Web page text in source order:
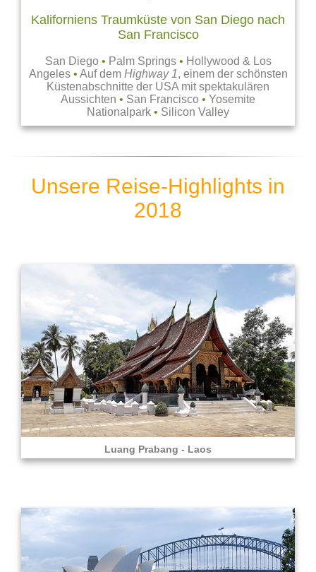
Kaliforniens Traumküste von San Diego nach
San Francisco
San Diego• Palm Springs• Hollywood & Los
Angeles• Auf dem Highway 1, einem der schönsten
Küstenabschnitte der USA mit spektakulären
Aussichten • San Francisco • Yosemite
Nationalpark • Silicon Valley
Unsere Reise-Highlights in
2018
Luang Prabang - Laos